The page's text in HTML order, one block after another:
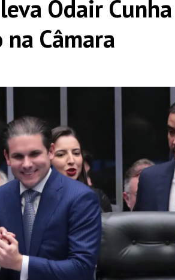
Odair Cunha
Câmara